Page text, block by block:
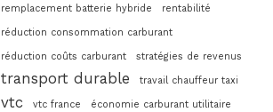
remplacement batterie hybride rentabilité
réduction consommation carburant
réduction coûts carburant stratégies de revenus
transport durable travail chauffeur taxi
vtc vtc france économie carburant utilitaire